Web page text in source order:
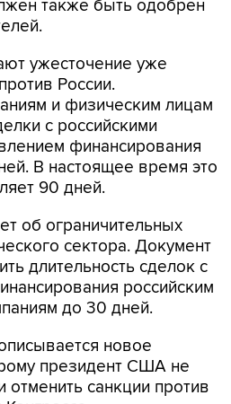
ужесточение уже
и физическим лицам
с российскими
финансирования
В настоящее время это
90 дней.
об ограничительных
длительность сделок с
российским
до 30 дней.
новое
санкции против
Конгресса.